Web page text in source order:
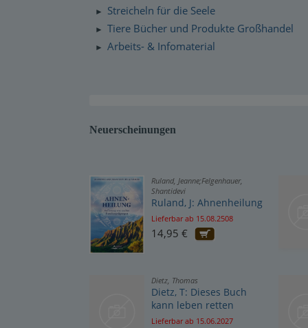
► Streicheln für die Seele
► Tiere Bücher und Produkte Großhandel
► Arbeits- & Infomaterial
Kataloge
Neuerscheinungen
Ruland, Jeanne;Felgenhauer,
Shantidevi
Ruland, J: Ahnenheilung
Lieferbar ab 15.08.2508
14,95 €
Dietz, Thomas
Dietz, T: Dieses Buch
kann leben retten
Lieferbar ab 15.06.2027